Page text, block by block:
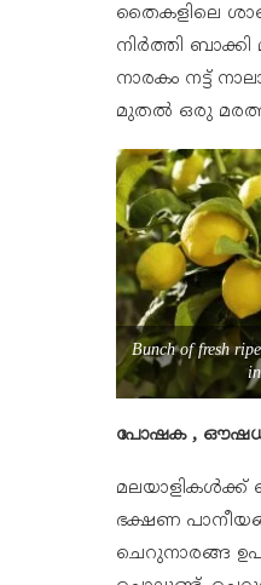
തൈകളിലെ
നിർത്തി ബാക്കി
നാരകം നട്ട്
മുതൽ ഒരു
Bunch of fresh
പോഷക ,
മലയാളികൾക്ക്
ഭക്ഷണ
ചെറുനാരങ്ങ